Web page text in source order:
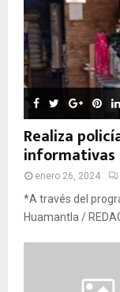
Realiza
informativas
enero 26, 2024
*A través del
Huamantla /